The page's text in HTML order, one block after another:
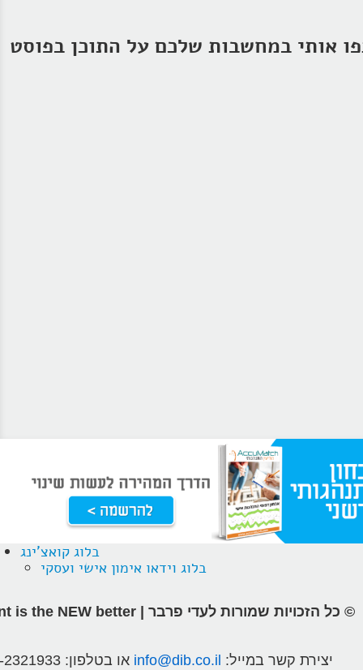
אותי במחשבות שלכם על התוכן בפוסט
בלוג קואצ'ינג
בלוג וידאו אימון אישי ועסקי
© כל הזכויות שמורות לעדי פרבר | different is the NEW better
יצירת קשר במייל: info@dib.co.il או בטלפון: 2321933